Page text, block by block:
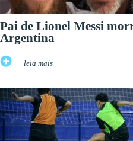
Pai de Lionel Messi
Argentina
leia mais